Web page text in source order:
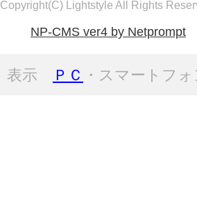
Copyright(C) Lightstyle All Rights
NP-CMS ver4 by Netprompt
表示 ＰＣ ・スマートフ